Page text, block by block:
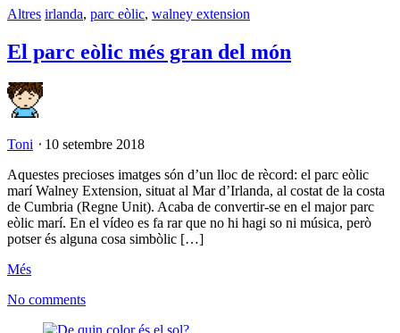
Altres irlanda, parc eòlic, walney extension
El parc eòlic més gran del món
Toni ⋅ 10 setembre 2018
Aquestes precioses imatges són d’un lloc de rècord: el parc eòlic
marí Walney Extension, situat al Mar d’Irlanda, al costat de la costa
de Cumbria (Regne Unit). Acaba de convertir-se en el major parc
eòlic marí. En el vídeo es fa rar que no hi hagi so ni música, però
potser és alguna cosa simbòlic […]
Més
No comments